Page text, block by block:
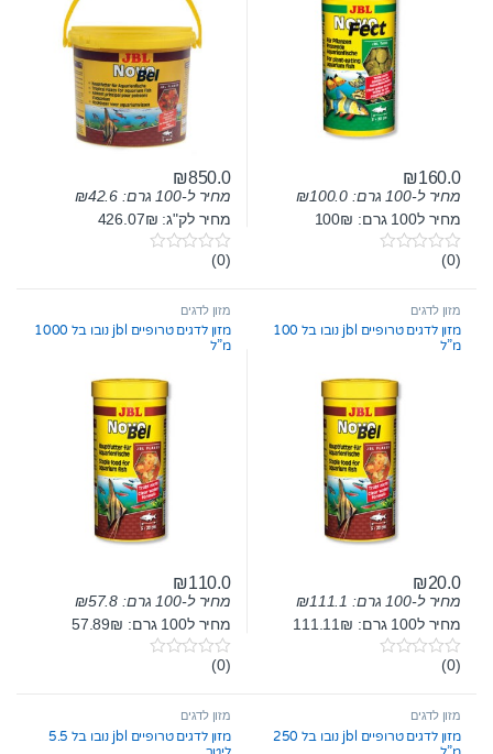
₪160.0
מחיר ל-100 גרם: ₪100.0
מחיר ל100 גרם: 100₪
0
t
o
f
5
(0)
₪850.0
מחיר ל-100 גרם: ₪42.6
מחיר לק"ג: 426.07₪
0
t
o
f
5
(0)
מזון לדגים
מזון לדגים טרופיים jbl נובו בל 100
מ”ל
₪20.0
מחיר ל-100 גרם: ₪111.1
מחיר ל100 גרם: 111.11₪
0
t
o
f
(0)
מזון לדגים
מזון לדגים טרופיים jbl נובו בל 1000
מ”ל
₪110.0
מחיר ל-100 גרם: ₪57.8
מחיר ל100 גרם: 57.89₪
0
t
o
f
(0)
מזון לדגים
מזון לדגים טרופיים jbl נובו בל 250
מזון לדגים
מזון לדגים טרופיים jbl נובו בל 5.5